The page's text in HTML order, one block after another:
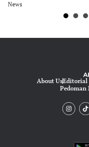
News
About UsEditorial
Pedoman